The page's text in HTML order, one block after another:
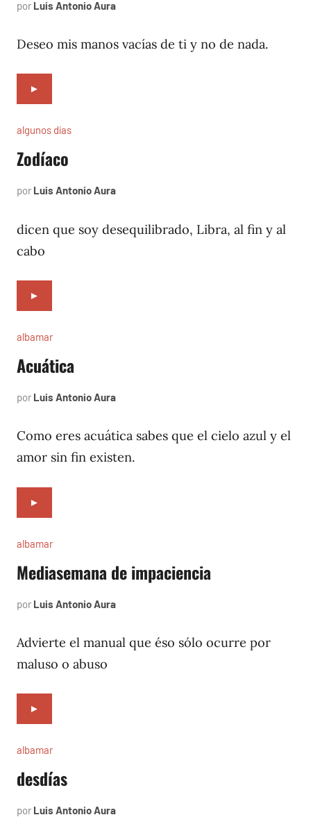
por Luis Antonio Aura
2002
Deseo mis manos vacías de ti y no de nada.
►
algunos días
Zodíaco
por Luis Antonio Aura
1997
dicen que soy desequilibrado, Libra, al fin y al
cabo
►
albamar
Acuática
por Luis Antonio Aura
1996
Como eres acuática sabes que el cielo azul y el
amor sin fin existen.
►
albamar
Mediasemana de impaciencia
por Luis Antonio Aura
1996
Advierte el manual que éso sólo ocurre por
maluso o abuso
►
albamar
desdías
por Luis Antonio Aura